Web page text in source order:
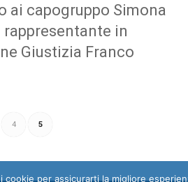
ai capogruppo Simona
rappresentante in
Giustizia Franco
4 5
cookie per assicurarti la migliore